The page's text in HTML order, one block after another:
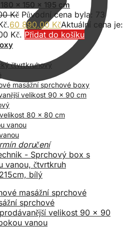
x 150 x 195 cm
Kč Původní cena byla: 73
60 890,00 KčAktuální cena je:
Kč. Přidat do košíku
čtvrtkruhový
masážní sprchové boxy
velikost 90 x 90 cm
80 x 80 cm
vanou
doručení
masážní sprchové
sprchové
velikost 90 x 90
vanou